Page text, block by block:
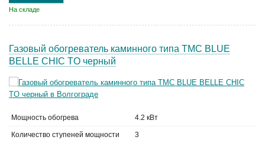
На складе
Газовый обогреватель каминного типа TMC BLUE
BELLE CHIC TO черный
Мощность обогрева 4.2 кВт
Количество ступеней мощности 3